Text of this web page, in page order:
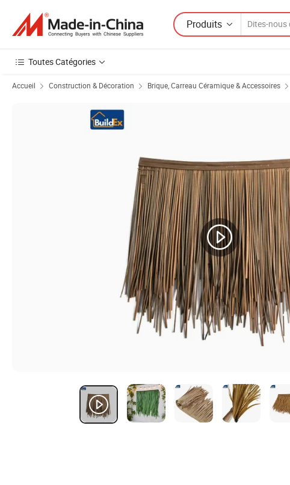
Produits
Toutes Catégories
Accueil Construction & Décoration Brique, Carreau Céramique & Accessoires